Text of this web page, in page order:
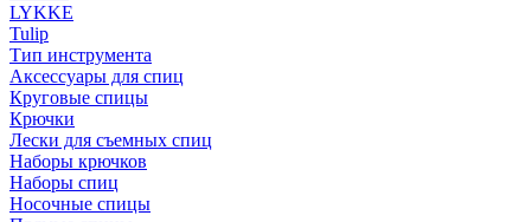
LYKKE
Tulip
Тип инструмента
Аксессуары для спиц
Круговые спицы
Крючки
Лески для съемных спиц
Наборы крючков
Наборы спиц
Носочные спицы